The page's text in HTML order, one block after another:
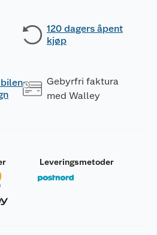
120 dagers åpent
kjøp
Gebyrfri faktura
med Walley
Leveringsmetoder